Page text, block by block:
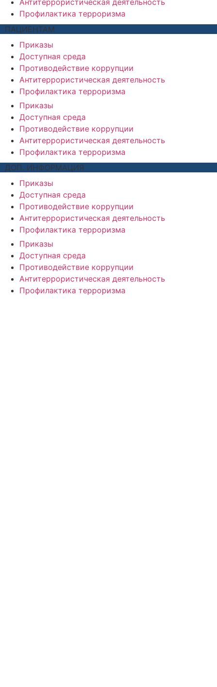
Антитеррористическая деятельность
Профилактика терроризма
ПАЦИЕНТАМ
Приказы
Доступная среда
Противодействие коррупции
Антитеррористическая деятельность
Профилактика терроризма
Приказы
Доступная среда
Противодействие коррупции
Антитеррористическая деятельность
Профилактика терроризма
ДОП. ИНФОРМАЦИЯ
Приказы
Доступная среда
Противодействие коррупции
Антитеррористическая деятельность
Профилактика терроризма
Приказы
Доступная среда
Противодействие коррупции
Антитеррористическая деятельность
Профилактика терроризма